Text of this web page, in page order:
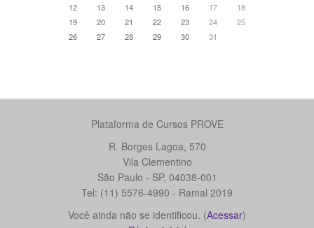
12
13 14 15 16 17
18
19
20 21 22 23 24
25
26
27 28 29 30 31
Plataforma de Cursos PROVE
R. Borges Lagoa, 570
Vila Clementino
São Paulo - SP, 04038-001
Tel: (11) 5576-4990 - Ramal 2019
Você ainda não se identificou. (Acessar)